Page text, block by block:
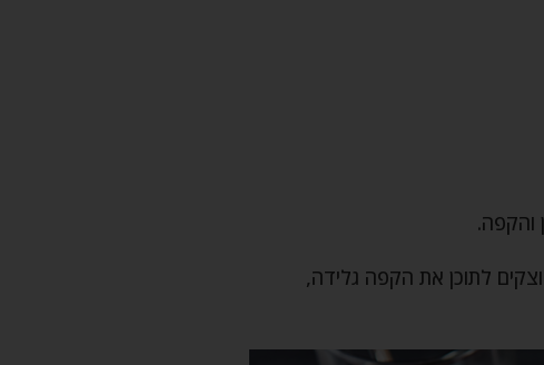
והקפה.
לתוכן את הקפה גלידה,